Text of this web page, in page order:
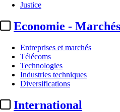
Justice
Economie - Marchés
Entreprises et marchés
Télécoms
Technologies
Industries techniques
Diversifications
International